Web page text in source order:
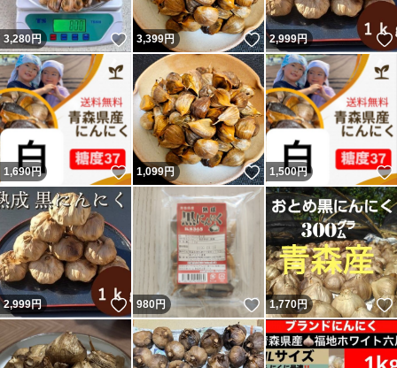
3,280円 いいね！
3,399円 いいね！
2,999円
1,690円 いいね！
1,099円 いいね！
1,500円
2,999円 いいね！
980円 いいね！
1,770円